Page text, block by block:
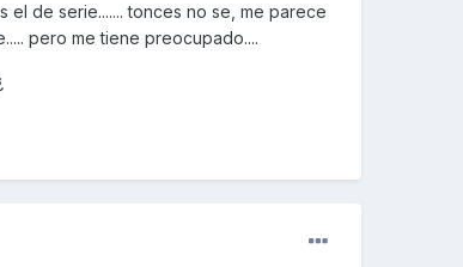
de serie....... tonces no se, me parece
pero me tiene preocupado....